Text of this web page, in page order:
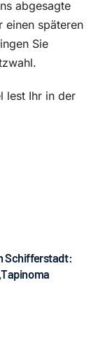
abgesagte
einen späteren
Sie
lest Ihr in der
Schifferstadt: